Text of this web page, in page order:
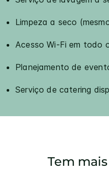
Limpeza a seco
Acesso Wi-Fi em todo
Planejamento de
Serviço de catering
Tem